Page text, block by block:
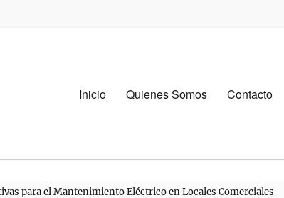
Menú
Inicio Quienes Somos Contacto
para el Mantenimiento Eléctrico en Locales Comerciales